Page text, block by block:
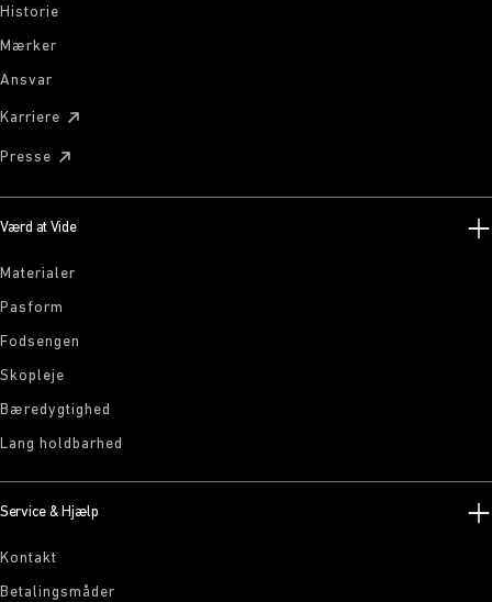
Historie
Mærker
Ansvar
Karriere
Presse
Værd at Vide
Materialer
Pasform
Fodsengen
Skopleje
Bæredygtighed
Lang holdbarhed
Service & Hjælp
Kontakt
Betalingsmåder